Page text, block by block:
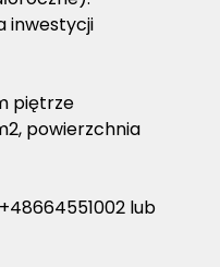
inwestycji
piętrze
powierzchnia
lub